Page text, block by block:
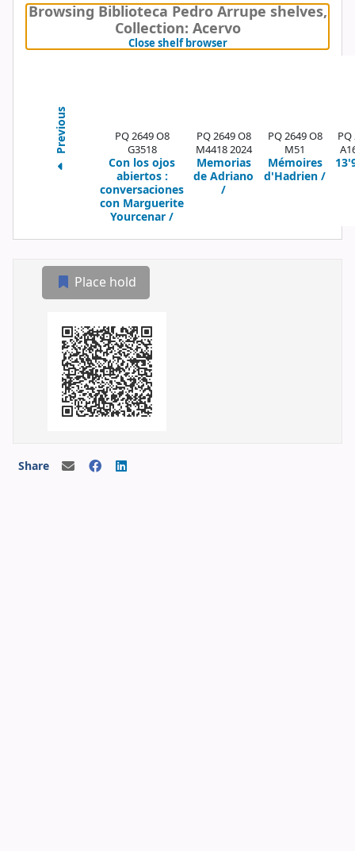
Browsing Biblioteca Pedro Arrupe shelves,
Collection: Acervo
Close shelf browser(Hides shelf browser)
Previous
PQ 2649 O8
G3518
Con los ojos
abiertos :
conversaciones
con Marguerite
Yourcenar /
PQ 2649 O8
M4418 2024
Memorias
de Adriano
/
PQ 2649 O8
M51
Mémoires
d'Hadrien /
PQ
Place hold
Share